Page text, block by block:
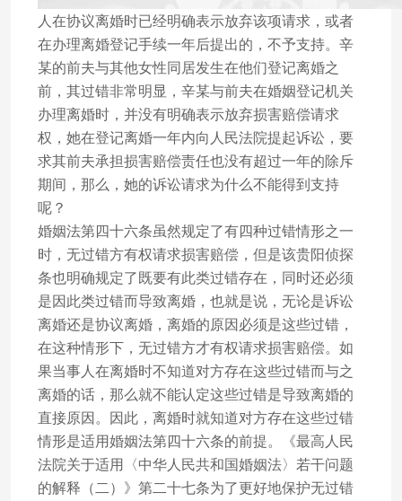
人在协议离婚时已经明确表示放弃该项请求，或者
在办理离婚登记手续一年后提出的，不予支持。辛
某的前夫与其他女性同居发生在他们登记离婚之
前，其过错非常明显，辛某与前夫在婚姻登记机关
办理离婚时，并没有明确表示放弃损害赔偿请求
权，她在登记离婚一年内向人民法院提起诉讼，要
求其前夫承担损害赔偿责任也没有超过一年的除斥
期间，那么，她的诉讼请求为什么不能得到支持
呢？
婚姻法第四十六条虽然规定了有四种过错情形之一
时，无过错方有权请求损害赔偿，但是该贵阳侦探
条也明确规定了既要有此类过错存在，同时还必须
是因此类过错而导致离婚，也就是说，无论是诉讼
离婚还是协议离婚，离婚的原因必须是这些过错，
在这种情形下，无过错方才有权请求损害赔偿。如
果当事人在离婚时不知道对方存在这些过错而与之
离婚的话，那么就不能认定这些过错是导致离婚的
直接原因。因此，离婚时就知道对方存在这些过错
情形是适用婚姻法第四十六条的前提。《最高人民
法院关于适用〈中华人民共和国婚姻法〉若干问题
的解释（二）》第二十七条为了更好地保护无过错